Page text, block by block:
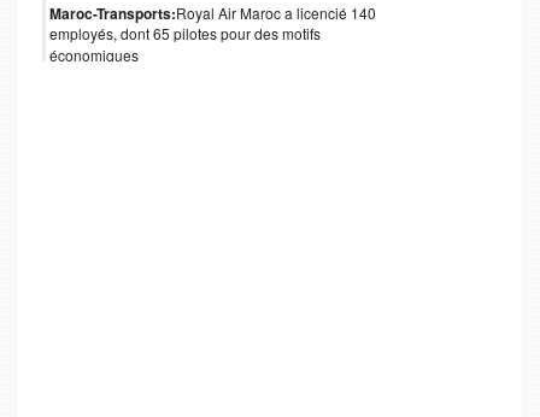
Maroc-Transports:Royal Air Maroc a licencié 140
employés, dont 65 pilotes pour des motifs
économiques